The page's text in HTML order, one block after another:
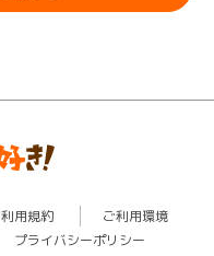
利用規約
ご利用環境
プライバシーポリシー